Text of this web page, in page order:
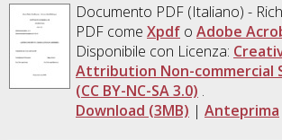
Documento PDF(Italiano) -
PDF come Xpdfo Adobe
Disponibile con Licenza:
Attribution Non-commercial
(CC BY-NC-SA 3.0) .
Download (3MB) | Anteprima